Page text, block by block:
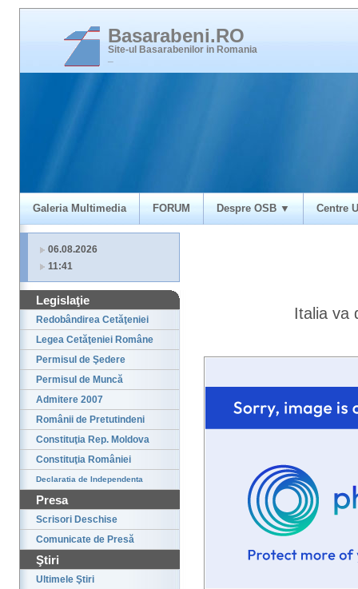
Basarabeni.RO
Site-ul Basarabenilor in Romania
Galeria Multimedia FORUM Despre OSB ▼ Centre
06.08.2026
11:41
Legislaţie
Redobândirea Cetăţeniei
Legea Cetăţeniei Române
Permisul de Şedere
Permisul de Muncă
Admitere 2007
Românii de Pretutindeni
Constituţia Rep. Moldova
Constituţia României
Declaratia de Independenta
Presa
Scrisori Deschise
Comunicate de Presă
Ştiri
Ultimele Ştiri
Italia va